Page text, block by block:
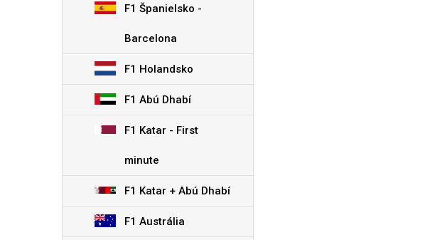
Aberdeen FC
Rangers FC
F1 Španielsko -
Barcelona
F1 Holandsko
F1 Abú Dhabí
F1 Katar - First
minute
F1 Katar + Abú Dhabí
F1 Austrália